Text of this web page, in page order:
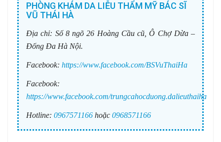
PHÒNG KHÁM DA LIỄU THẨM MỸ BÁC SĨ
VŨ THÁI HÀ
Địa chỉ: Số 8 ngõ 26 Hoàng Cầu cũ, Ô Chợ Dừa –
Đống Đa Hà Nội.
Facebook: https://www.facebook.com/BSVuThaiHa
Facebook:
https://www.facebook.com/trungcahocduong.dalieuthaiha
Hotline: 0967571166 hoặc 0968571166